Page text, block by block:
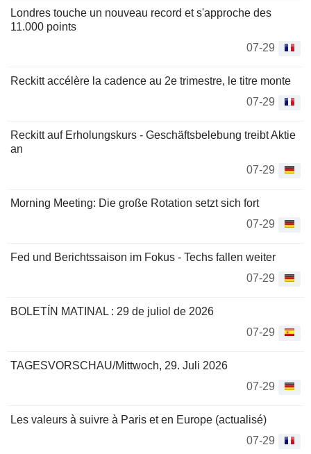
Londres touche un nouveau record et s'approche des
11.000 points
07-29
Reckitt accélère la cadence au 2e trimestre, le titre monte
07-29
Reckitt auf Erholungskurs - Geschäftsbelebung treibt Aktie
an
07-29
Morning Meeting: Die große Rotation setzt sich fort
07-29
Fed und Berichtssaison im Fokus - Techs fallen weiter
07-29
BOLETÍN MATINAL : 29 de juliol de 2026
07-29
TAGESVORSCHAU/Mittwoch, 29. Juli 2026
07-29
Les valeurs à suivre à Paris et en Europe (actualisé)
07-29